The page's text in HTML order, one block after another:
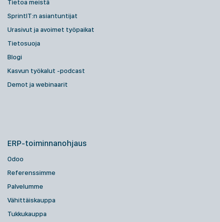
Tietoa meistä
SprintIT:n asiantuntijat
Urasivut ja avoimet työpaikat
Tietosuoja
Blogi
Kasvun työkalut -podcast
Demot ja webinaarit
ERP-toiminnanohjaus
Odoo
Referenssimme
Palvelumme
Vähittäiskauppa
Tukkukauppa